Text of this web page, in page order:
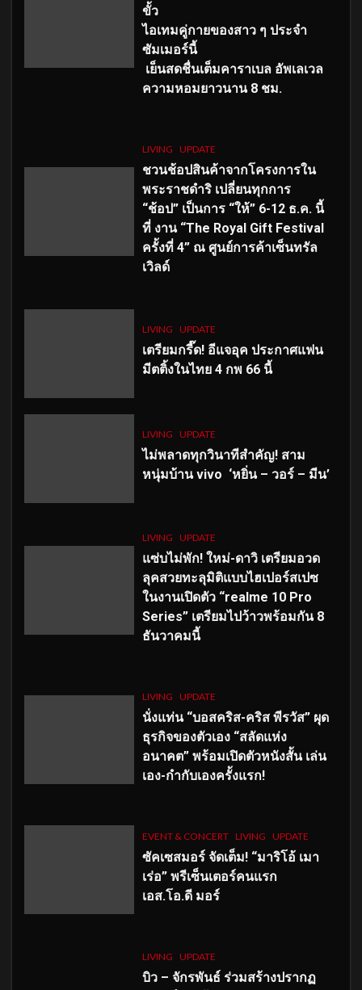
ขั้ว
ไอเทมคู่กายของสาว ๆ ประจำ
ซัมเมอร์นี้
เย็นสดชื่นเต็มคาราเบล อัพเลเวล
ความหอมยาวนาน 8 ชม.
LIVING UPDATE
ชวนช้อปสินค้าจากโครงการใน
พระราชดำริ เปลี่ยนทุกการ
“ช้อป” เป็นการ “ให้” 6-12 ธ.ค. นี้
ที่ งาน “The Royal Gift Festival
ครั้งที่ 4” ณ ศูนย์การค้าเซ็นทรัล
เวิลด์
LIVING UPDATE
เตรียมกรี๊ด! อีแจอุค ประกาศแฟน
มีตติ้งในไทย 4 กพ 66 นี้
LIVING UPDATE
ไม่พลาดทุกวินาทีสำคัญ! สาม
หนุ่มบ้าน vivo ‘หยิ่น – วอร์ – มีน’
LIVING UPDATE
แซ่บไม่พัก! ใหม่-ดาวิ เตรียมอวด
ลุคสวยทะลุมิติแบบไฮเปอร์สเปซ
ในงานเปิดตัว “realme 10 Pro
Series” เตรียมไปว้าวพร้อมกัน 8
ธันวาคมนี้
LIVING UPDATE
นั่งแท่น “บอสคริส-คริส พีรวัส” ผุด
ธุรกิจของตัวเอง “สลัดแห่ง
อนาคต” พร้อมเปิดตัวหนังสั้น เล่น
เอง-กำกับเองครั้งแรก!
EVENT & CONCERT LIVING UPDATE
ซัคเซสมอร์ จัดเต็ม! “มาริโอ้ เมา
เร่อ” พรีเซ็นเตอร์คนแรก
เอส.โอ.ดี มอร์
LIVING UPDATE
บิว – จักรพันธ์ ร่วมสร้างปรากฏ